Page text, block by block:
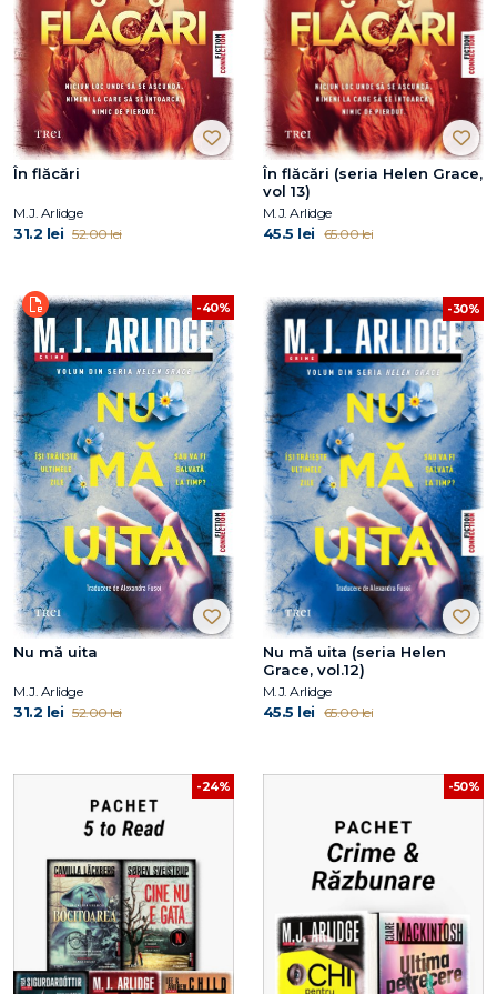
În flăcări
M.J. Arlidge
31.2 lei 52.00 lei
În flăcări (seria Helen Grace,
vol 13)
M.J. Arlidge
45.5 lei 65.00 lei
-40%
Nu mă uita
M.J. Arlidge
31.2 lei 52.00 lei
-30%
Nu mă uita (seria Helen
Grace, vol.12)
M.J. Arlidge
45.5 lei 65.00 lei
-24% -50%